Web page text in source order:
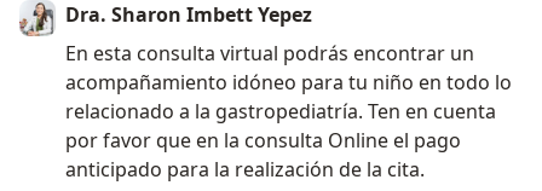
Dra. Sharon Imbett Yepez
En esta consulta virtual podrás encontrar un
acompañamiento idóneo para tu niño en todo lo
relacionado a la gastropediatría. Ten en cuenta
por favor que en la consulta Online el pago
anticipado para la realización de la cita.